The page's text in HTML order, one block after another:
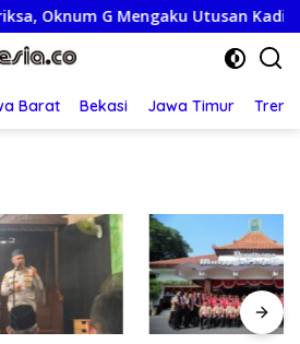
G Mengaku Utusan Kadis
Barat Bekasi Jawa Timur